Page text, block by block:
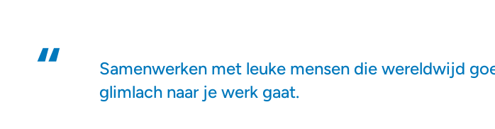
Samenwerken met leuke mensen die wereldwijd
glimlach naar je werk gaat.